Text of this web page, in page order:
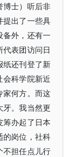
博士）听后非
提出了一些具
外，还有一
表团访问日
纸还刊登了新
科学院新近
家何方。而这
。我当然更
办起了日本
的岗位，社科
不担任点儿行